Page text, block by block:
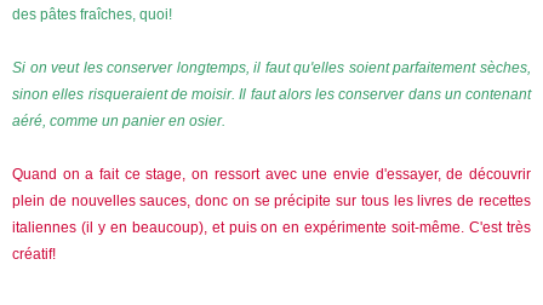
des pâtes fraîches, quoi!
Si on veut les conserver longtemps, il faut qu'elles soient parfaitement sèches,
sinon elles risqueraient de moisir. Il faut alors les conserver dans un contenant
aéré, comme un panier en osier.
Quand on a fait ce stage, on ressort avec une envie d'essayer, de découvrir
plein de nouvelles sauces, donc on se précipite sur tous les livres de recettes
italiennes (il y en beaucoup), et puis on en expérimente soit-même. C'est très
créatif!